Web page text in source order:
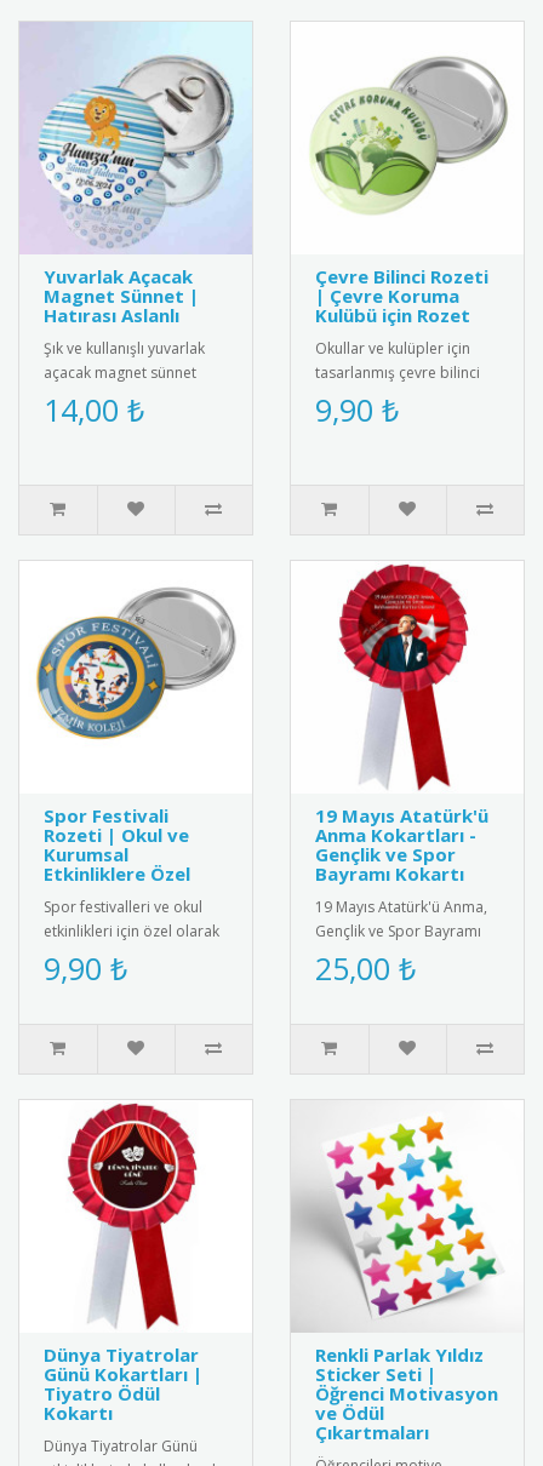
Yuvarlak Açacak
Magnet Sünnet |
Hatırası Aslanlı
Şık ve kullanışlı yuvarlak
açacak magnet sünnet
hediyesi. Yüksek kaliteli
mıknatıs ve paslanmaz
14,00 ₺
Çevre Bilinci Rozeti
| Çevre Koruma
Kulübü için Rozet
Okullar ve kulüpler için
tasarlanmış çevre bilinci
rozetleri. Paslanmaz iğneli
model, çevre farkında..
9,90 ₺
Spor Festivali
Rozeti | Okul ve
Kurumsal
Etkinliklere Özel
Spor festivalleri ve okul
etkinlikleri için özel olarak
tasarlanmış rozet.
Öğrencilere ve katılımcıl..
9,90 ₺
19 Mayıs Atatürk'ü
Anma Kokartları -
Gençlik ve Spor
Bayramı Kokartı
19 Mayıs Atatürk'ü Anma,
Gençlik ve Spor Bayramı
için özel tasarım kokart
seti. Yüksek kaliteli meta..
25,00 ₺
Dünya Tiyatrolar
Günü Kokartları |
Tiyatro Ödül
Kokartı
Dünya Tiyatrolar Günü
Renkli Parlak Yıldız
Sticker Seti |
Öğrenci Motivasyon
ve Ödül
Çıkartmaları